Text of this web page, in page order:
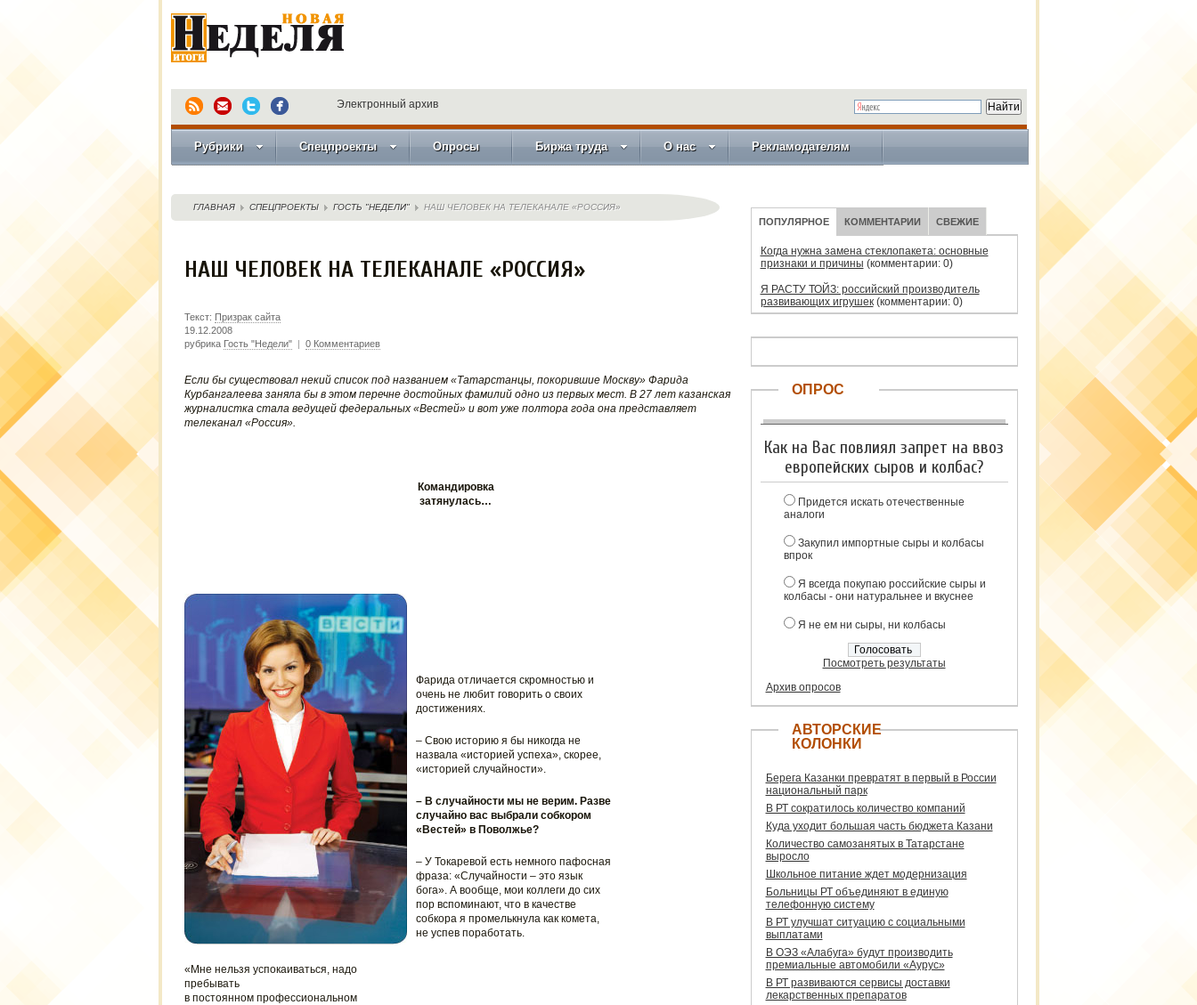
Электронный архив
Рубрики Спецпроекты Опросы Биржа труда О нас Рекламодателям
ГЛАВНАЯ СПЕЦПРОЕКТЫ ГОСТЬ "НЕДЕЛИ" НАШ ЧЕЛОВЕК НА ТЕЛЕКАНАЛЕ «РОССИЯ»
НАШ ЧЕЛОВЕК НА ТЕЛЕКАНАЛЕ «РОССИЯ»
Текст: Призрак сайта
19.12.2008
рубрика Гость "Недели" | 0 Комментариев
Если бы существовал некий список под названием «Татарстанцы, покорившие Москву» Фарида
Курбангалеева заняла бы в этом перечне достойных фамилий одно из первых мест. В 27 лет казанская
журналистка стала ведущей федеральных «Вестей» и вот уже полтора года она представляет
телеканал «Россия».
Командировка
затянулась…
«Мне нельзя успокаиваться, надо
пребывать
в постоянном профессиональном
Фарида отличается скромностью и
очень не любит говорить о своих
достижениях.
– Свою историю я бы никогда не
назвала «историей успеха», скорее,
«историей случайности».
– В случайности мы не верим. Разве
случайно вас выбрали собкором
«Вестей» в Поволжье?
– У Токаревой есть немного пафосная
фраза: «Случайности – это язык
бога». А вообще, мои коллеги до сих
пор вспоминают, что в качестве
собкора я промелькнула как комета,
не успев поработать.
ПОПУЛЯРНОЕ КОММЕНТАРИИ СВЕЖИЕ
Когда нужна замена стеклопакета: основные
признаки и причины (комментарии: 0)
Я РАСТУ ТОЙЗ: российский производитель
развивающих игрушек(комментарии: 0)
ОПРОС
Как на Вас повлиял запрет на ввоз
европейских сыров и колбас?
Придется искать отечественные
аналоги
Закупил импортные сыры и колбасы
впрок
Я всегда покупаю российские сыры и
колбасы - они натуральнее и вкуснее
Я не ем ни сыры, ни колбасы
Посмотреть результаты
Архив опросов
АВТОРСКИЕ
КОЛОНКИ
Берега Казанки превратят в первый в России
национальный парк
В РТ сократилось количество компаний
Куда уходит большая часть бюджета Казани
Количество самозанятых в Татарстане
выросло
Школьное питание ждет модернизация
Больницы РТ объединяют в единую
телефонную систему
В РТ улучшат ситуацию с социальными
выплатами
В ОЭЗ «Алабуга» будут производить
премиальные автомобили «Аурус»
В РТ развиваются сервисы доставки
лекарственных препаратов